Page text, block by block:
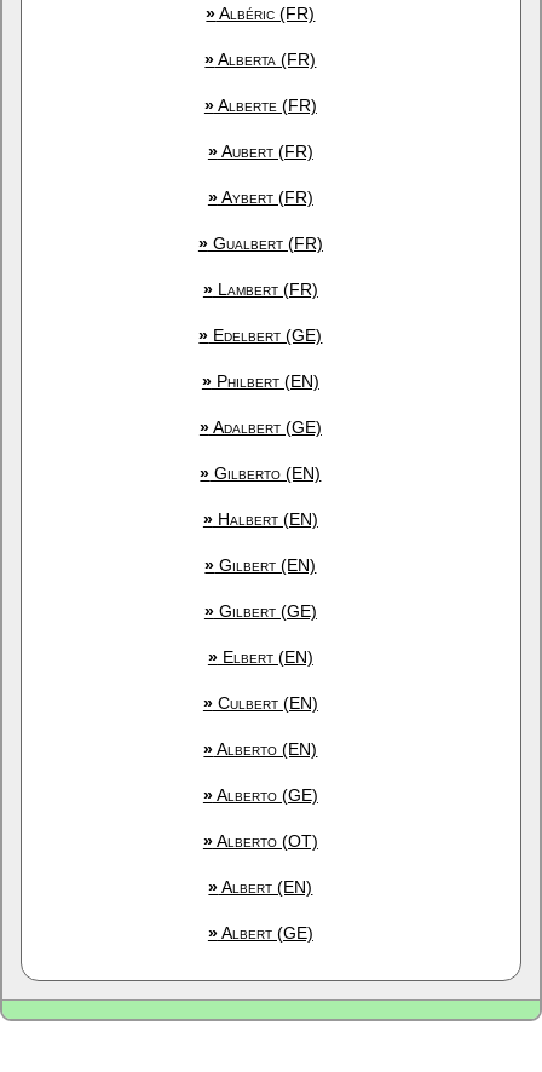
»Albéric (FR)
»Alberta (FR)
»Alberte (FR)
»Aubert (FR)
»Aybert (FR)
»Gualbert (FR)
»Lambert (FR)
» Edelbert (GE)
»Philbert (EN)
»Adalbert (GE)
» Gilberto (EN)
»Halbert (EN)
» Gilbert (EN)
»Gilbert (GE)
»Elbert (EN)
»Culbert (EN)
»Alberto (EN)
»Alberto (GE)
»Alberto (OT)
»Albert (EN)
»Albert (GE)